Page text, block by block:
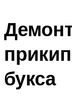
букса